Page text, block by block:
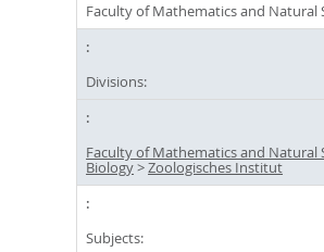
Faculty of Mathematics and Natural
Divisions:
Faculty of Mathematics and Natural
Biology>Zoologisches Institut
Subjects: